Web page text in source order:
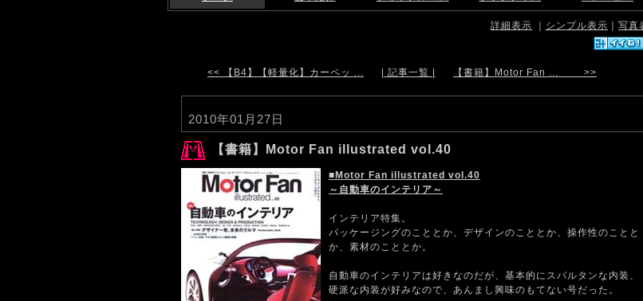
詳細表示 シンプル表示 写真
<< 【B4】【軽量化】カーペッ ... | 記事一覧 | 【書籍】Motor Fan ... >>
2010年01月27日
【書籍】Motor Fan illustrated vol.40
■Motor Fan illustrated vol.40
～自動車のインテリア～
インテリア特集。
パッケージングのこととか、デザインのこととか、操作性のことと
か、素材のこととか。
自動車のインテリアは好きなのだが、基本的にスパルタンな内装、
硬派な内装が好みなので、あんまし興味のもてない号だった。